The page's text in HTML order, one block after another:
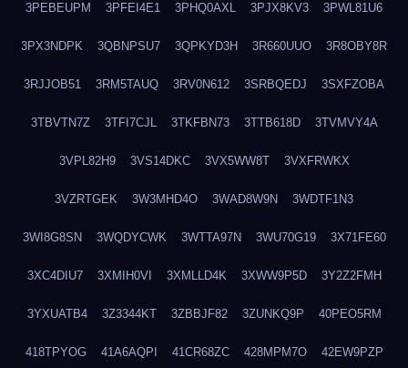
3PEBEUPM 3PFEI4E1 3PHQ0AXL 3PJX8KV3 3PWL81U6
3PX3NDPK 3QBNPSU7 3QPKYD3H 3R660UUO 3R8OBY8R
3RJJOB51 3RM5TAUQ 3RV0N612 3SRBQEDJ 3SXFZOBA
3TBVTN7Z 3TFI7CJL 3TKFBN73 3TTB618D 3TVMVY4A
3VPL82H9 3VS14DKC 3VX5WW8T 3VXFRWKX
3VZRTGEK 3W3MHD4O 3WAD8W9N 3WDTF1N3
3WI8G8SN 3WQDYCWK 3WTTA97N 3WU70G19 3X71FE60
3XC4DIU7 3XMIH0VI 3XMLLD4K 3XWW9P5D 3Y2Z2FMH
3YXUATB4 3Z3344KT 3ZBBJF82 3ZUNKQ9P 40PEO5RM
418TPYOG 41A6AQPI 41CR68ZC 428MPM7O 42EW9PZP